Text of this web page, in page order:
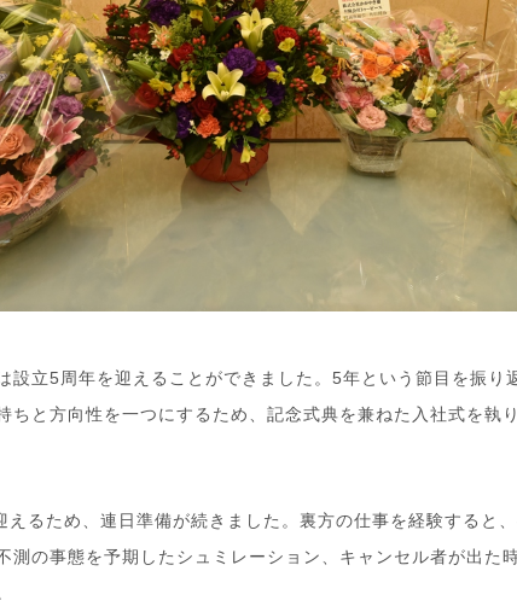
設立5周年を迎えることができました。5年という節目を振り
ちと方向性を一つにするため、記念式典を兼ねた入社式を執
るため、連日準備が続きました。裏方の仕事を経験すると
測の事態を予期したシュミレーション、キャンセル者が出た